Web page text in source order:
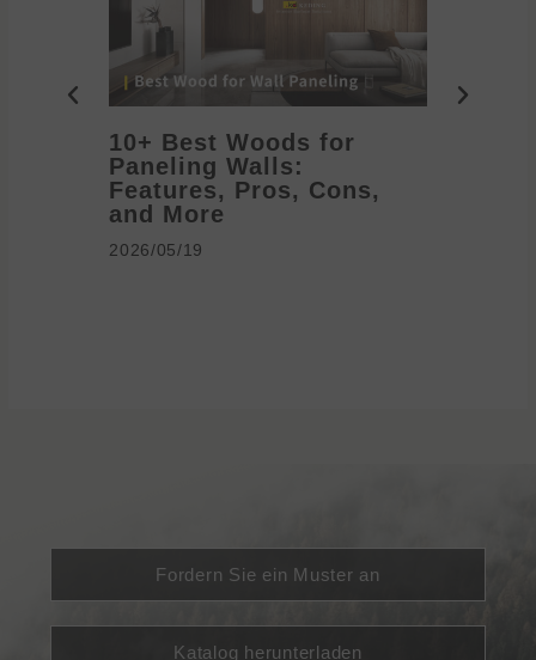
10+ Best Woods for
Paneling Walls:
Features, Pros, Cons,
and More
2026/05/19
Fordern Sie ein Muster an
Katalog herunterladen